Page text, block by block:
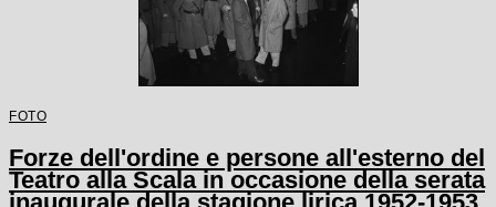
FOTO
Forze dell'ordine e persone all'esterno del
Teatro alla Scala in occasione della serata